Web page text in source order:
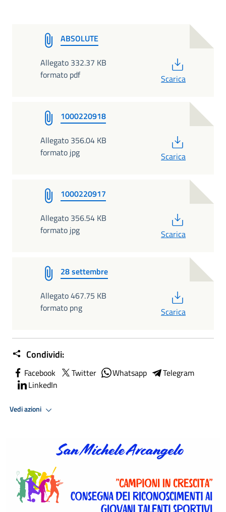
ABSOLUTE
Allegato 332.37 KB
formato pdf
Scarica
1000220918
Allegato 356.04 KB
formato jpg
Scarica
1000220917
Allegato 356.54 KB
formato jpg
Scarica
28 settembre
Allegato 467.75 KB
formato png
Scarica
Condividi:
Facebook Twitter Whatsapp
Telegram
LinkedIn
Vedi azioni